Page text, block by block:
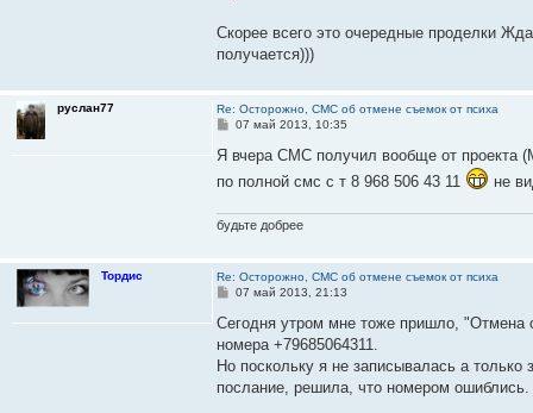
Скорее всего это очередные проделки
получается)))
руслан77
Re: Осторожно, СМС об отмене съемок от психа
С
о
щ
и
07 май 2013, 10:35
Я вчера СМС получил вообще от проекта
по полной смс с т 8 968 506 43 11
не
будьте добрее
Тордис
Re: Осторожно, СМС об отмене съемок от психа
С
о
щ
е
и
07 май 2013, 21:13
Сегодня утром мне тоже пришло, "Отмена
номера +79685064311.
Но поскольку я не записывалась а только
послание, решила, что номером ошиблись.